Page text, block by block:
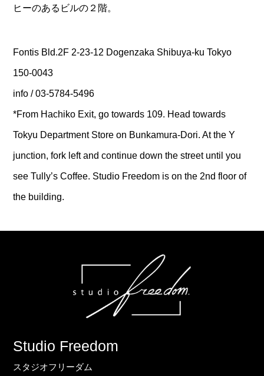
ヒーのあるビルの２階。
Fontis Bld.2F 2-23-12 Dogenzaka Shibuya-ku Tokyo
150-0043
info / 03-5784-5496
*From Hachiko Exit, go towards 109. Head towards
Tokyu Department Store on Bunkamura-Dori. At the Y
junction, fork left and continue down the street until you
see Tully’s Coffee. Studio Freedom is on the 2nd floor of
the building.
Studio Freedom
スタジオフリーダム